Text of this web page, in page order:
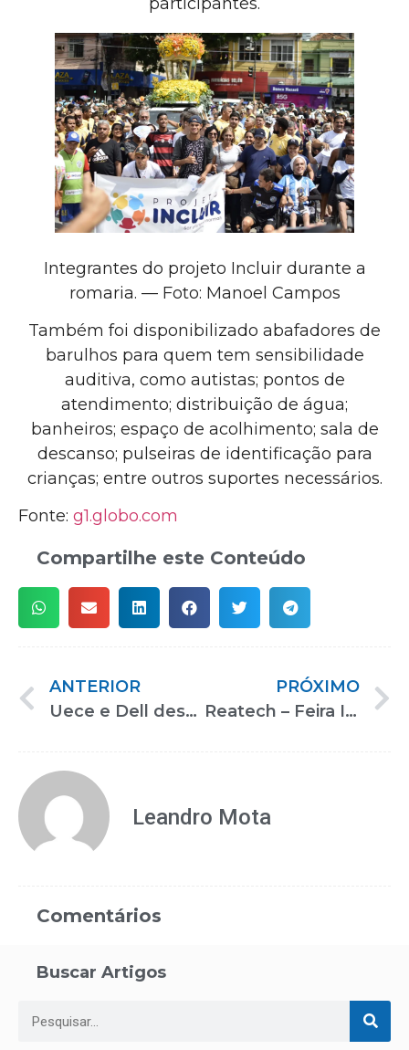
Integrantes do projeto Incluir durante a
romaria. — Foto: Manoel Campos
Também foi disponibilizado abafadores de
barulhos para quem tem sensibilidade
auditiva, como autistas; pontos de
atendimento; distribuição de água;
banheiros; espaço de acolhimento; sala de
descanso; pulseiras de identificação para
crianças; entre outros suportes necessários.
Fonte: g1.globo.com
Compartilhe este Conteúdo
ANTERIOR
Uece e Dell desenvolvem exoesqueleto para inclusão de PcD no mercado de trabalho
PRÓXIMO
Reatech – Feira Internacional de Inclusão, Acessibilidade e Reabilitação
Leandro Mota
Comentários
Buscar Artigos